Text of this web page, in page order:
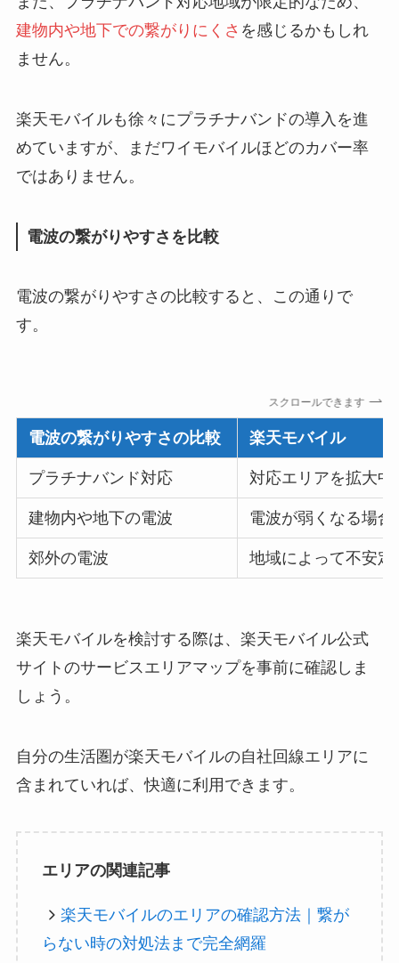
建物内や地下での繋がりにくさ を感じるかもしれ
ません。
楽天モバイルも徐々にプラチナバンドの導入を進
めていますが、まだワイモバイルほどのカバー率
ではありません。
電波の繋がりやすさを比較
電波の繋がりやすさの比較すると、この通りで
す。
スクロールできます
電波の繋がりやすさの比較 楽天モバイル
プラチナバンド対応 対応エリアを拡大
建物内や地下の電波 電波が弱くなる場合
郊外の電波 地域によって不安定
楽天モバイルを検討する際は、楽天モバイル公式
サイトのサービスエリアマップを事前に確認しま
しょう。
自分の生活圏が楽天モバイルの自社回線エリアに
含まれていれば、快適に利用できます。
エリアの関連記事
楽天モバイルのエリアの確認方法｜繋が
らない時の対処法まで完全網羅